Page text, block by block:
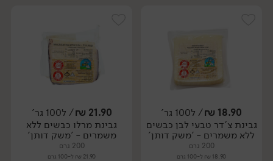
יח׳ יח׳
18.90
₪/ ל100 גר'
גבינת צ'דר טבעי לבן כבשים
ללא משמרים - 'משק דותן'
200 גרם
18.90 ₪ ל-100 גרם
21.90
₪/ ל100 גר'
גבינת מרלו כבשים ללא
משמרים - 'משק דותן'
200 גרם
21.90 ₪ ל-100 גרם